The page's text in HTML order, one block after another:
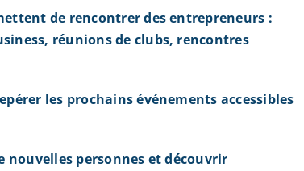
de rencontrer des entrepreneurs :
réunions de clubs, rencontres
les prochains événements accessibles
personnes et découvrir